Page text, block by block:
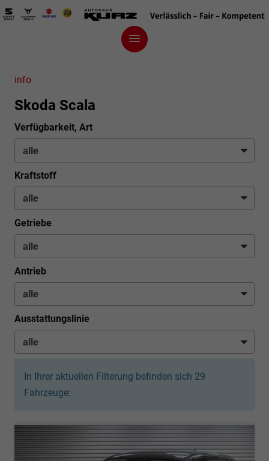
info
Skoda Scala
Verfügbarkeit, Art
Kraftstoff
Getriebe
Antrieb
Ausstattungslinie
In Ihrer aktuellen Filterung befinden sich 29
Fahrzeuge: